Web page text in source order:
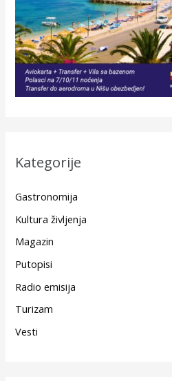
Kategorije
Gastronomija
Kultura življenja
Magazin
Putopisi
Radio emisija
Turizam
Vesti